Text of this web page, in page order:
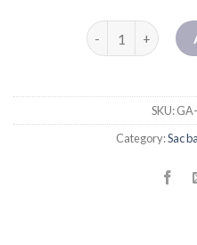
Xiaoxiangfeng
SKU:
Category:Sac